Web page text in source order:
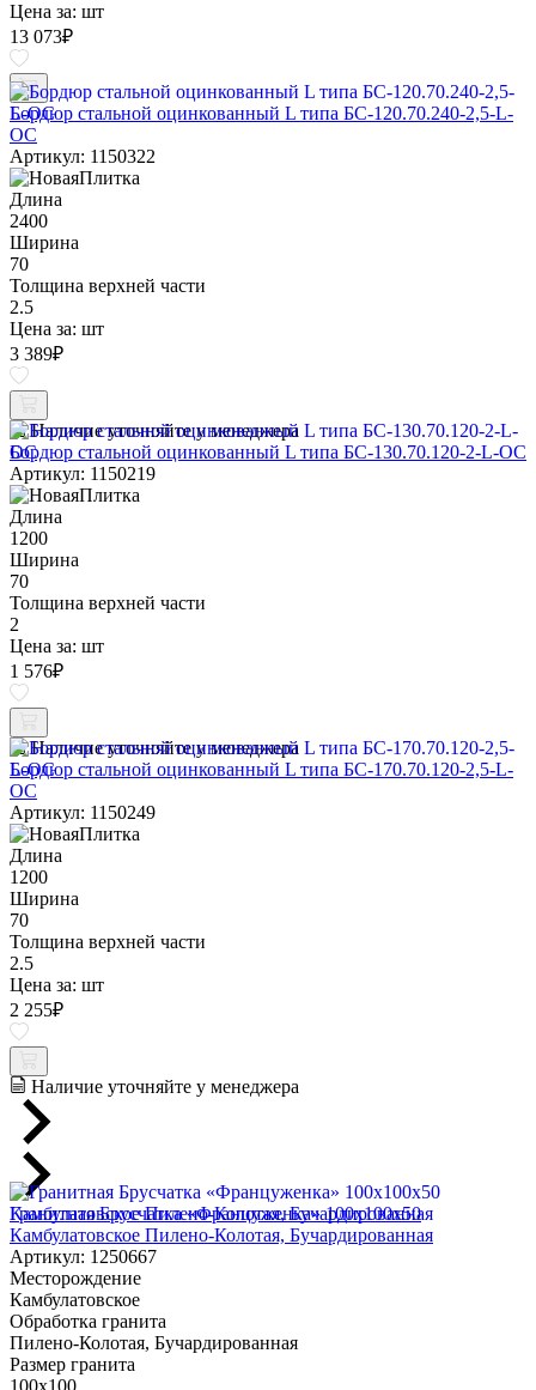
Цена за: шт
13 073₽
Бордюр стальной оцинкованный L типа БС-120.70.240-2,5-L-
ОС
Артикул: 1150322
Длина
2400
Ширина
70
Толщина верхней части
2.5
Цена за: шт
3 389₽
Наличие уточняйте у менеджера
Бордюр стальной оцинкованный L типа БС-130.70.120-2-L-ОС
Артикул: 1150219
Длина
1200
Ширина
70
Толщина верхней части
2
Цена за: шт
1 576₽
Наличие уточняйте у менеджера
Бордюр стальной оцинкованный L типа БС-170.70.120-2,5-L-
ОС
Артикул: 1150249
Длина
1200
Ширина
70
Толщина верхней части
2.5
Цена за: шт
2 255₽
Наличие уточняйте у менеджера
Гранитная Брусчатка «Француженка» 100х100x50
Камбулатовское Пилено-Колотая, Бучардированная
Артикул: 1250667
Месторождение
Камбулатовское
Обработка гранита
Пилено-Колотая, Бучардированная
Размер гранита